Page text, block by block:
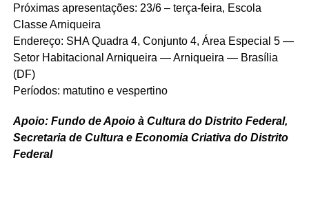
Próximas apresentações: 23/6 – terça-feira, Escola
Classe Arniqueira
Endereço: SHA Quadra 4, Conjunto 4, Área Especial 5 —
Setor Habitacional Arniqueira — Arniqueira — Brasília
(DF)
Períodos: matutino e vespertino
Apoio: Fundo de Apoio à Cultura do Distrito Federal,
Secretaria de Cultura e Economia Criativa do Distrito
Federal